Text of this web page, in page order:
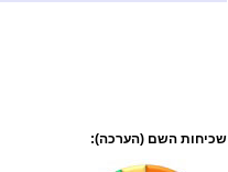
שכיחות השם (הערכה):